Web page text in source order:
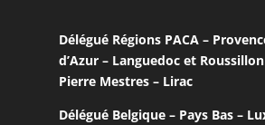
Délégué Régions PACA –
d’Azur – Languedoc et Roussillon
Pierre Mestres – Lirac
Délégué Belgique – Pays Bas –